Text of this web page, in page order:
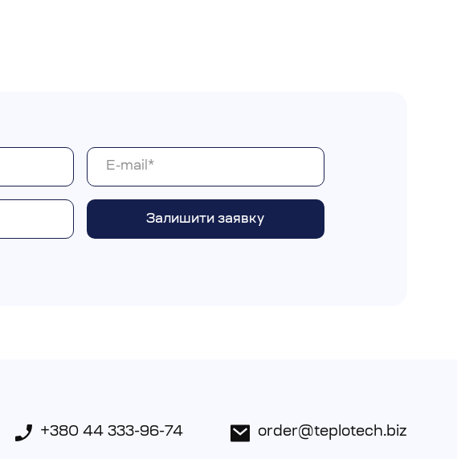
+380 44 333-96-74 order@teplotech.biz